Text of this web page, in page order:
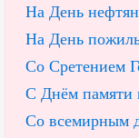
На День
На День
Со Сретением
С Днём памяти
Со всемирным